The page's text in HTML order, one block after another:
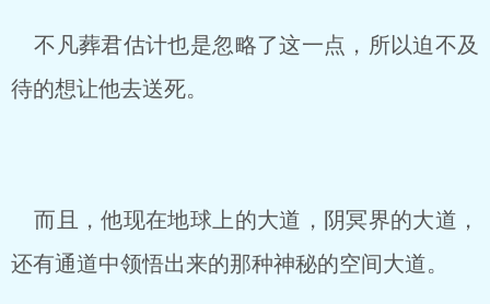
不凡葬君估计也是忽略了这一点，所以迫不及
待的想让他去送死。
而且，他现在地球上的大道，阴冥界的大道，
还有通道中领悟出来的那种神秘的空间大道。